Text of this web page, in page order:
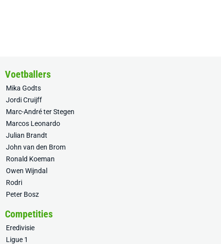
Voetballers
Mika Godts
Jordi Cruijff
Marc-André ter Stegen
Marcos Leonardo
Julian Brandt
John van den Brom
Ronald Koeman
Owen Wijndal
Rodri
Peter Bosz
Competities
Eredivisie
Ligue 1